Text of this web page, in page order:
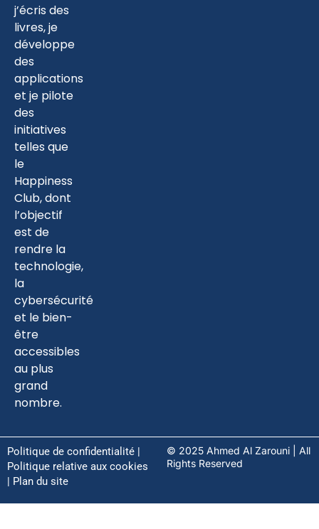
j’écris des
livres, je
développe
des
applications
et je pilote
des
initiatives
telles que
le
Happiness
Club, dont
l’objectif
est de
rendre la
technologie,
la
cybersécurité
et le bien-
être
accessibles
au plus
grand
nombre.
© 2025 Ahmed Al Zarouni | All
Rights Reserved
Politique de confidentialité |
Politique relative aux cookies
| Plan du site